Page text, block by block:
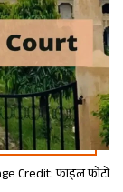
Credit: फाइल फोटो